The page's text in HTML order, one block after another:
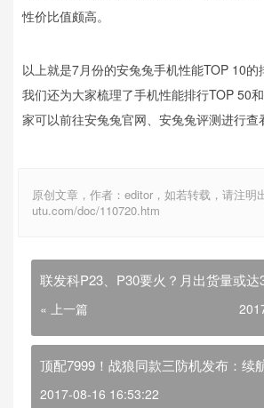
性价比值颇高。
以上就是7月份的安兔兔手机性能TOP 10的
我们还为大家梳理了手机性能排行TOP 50
家可以前往安兔兔官网、安兔兔评测进行查
原创文章，作者：editor，如若转载，请注明
utu.com/doc/110720.htm
联发科P23、P30要火？月出货量或达
« 上一篇
顶配7999！战狼同款三防机发布：续
2017-08-16 16:53:22